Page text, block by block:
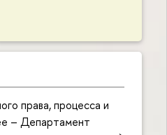
права, процесса и
– Департамент